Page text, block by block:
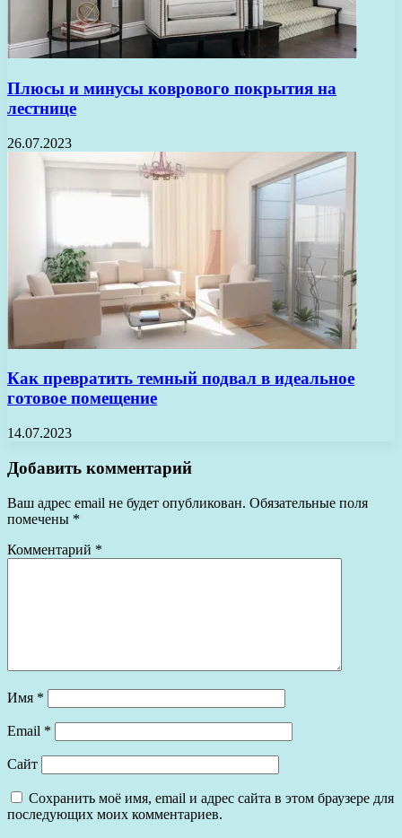
Плюсы и минусы коврового покрытия на
лестнице
26.07.2023
Как превратить темный подвал в идеальное
готовое помещение
14.07.2023
Добавить комментарий
Ваш адрес email не будет опубликован. Обязательные поля
помечены *
Комментарий *
Имя *
Email *
Сайт
Сохранить моё имя, email и адрес сайта в этом браузере для
последующих моих комментариев.